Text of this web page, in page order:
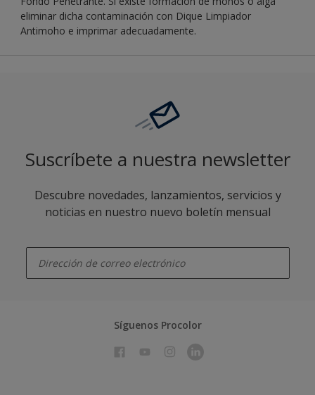
eliminar dicha contaminación con Dique Limpiador
Antimoho e imprimar adecuadamente.
Suscríbete a nuestra newsletter
Descubre novedades, lanzamientos, servicios y
noticias en nuestro nuevo boletín mensual
Síguenos Procolor